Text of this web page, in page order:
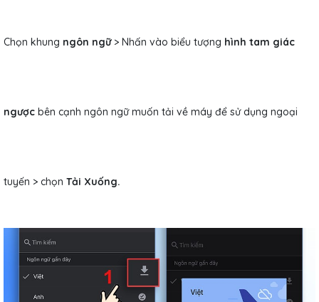
Chọn khung ngôn ngữ> Nhấn vào biểu tượng hình tam giác
ngược bên cạnh ngôn ngữ muốn tải về máy để sử dụng ngoại
tuyến > chọn Tải Xuống.